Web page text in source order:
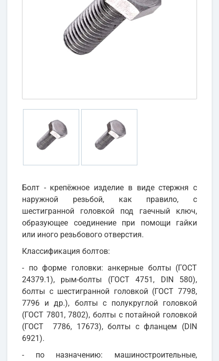
Болт - крепёжное изделие в виде стержня с
наружной резьбой, как правило, с
шестигранной головкой под гаечный ключ,
образующее соединение при помощи гайки
или иного резьбового отверстия.
Классификация болтов:
- по форме головки: анкерные болты (ГОСТ
24379.1), рым-болты (ГОСТ 4751, DIN 580),
болты с шестигранной головкой (ГОСТ 7798,
7796 и др.), болты с полукруглой головкой
(ГОСТ 7801, 7802), болты с потайной головкой
(ГОСТ 7786, 17673), болты с фланцем (DIN
6921).
- по назначению: машиностроительные,